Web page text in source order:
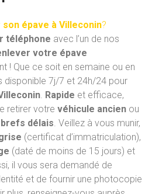
épave à Villeconin?
téléphone avec l’un de nos
votre épave
! Que ce soit en semaine ou en
disponible 7j/7 et 24h/24 pour
. Rapide et efficace,
retirer votre véhicule ancien ou
brefs délais. Veillez à vous munir,
(certificat d’immatriculation),
(daté de moins de 15 jours) et
il vous sera demandé de
et de fournir une photocopie